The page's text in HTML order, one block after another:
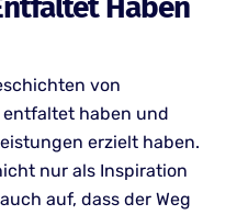
von
entfaltet haben und
erzielt haben.
nur als Inspiration
auf, dass der Weg